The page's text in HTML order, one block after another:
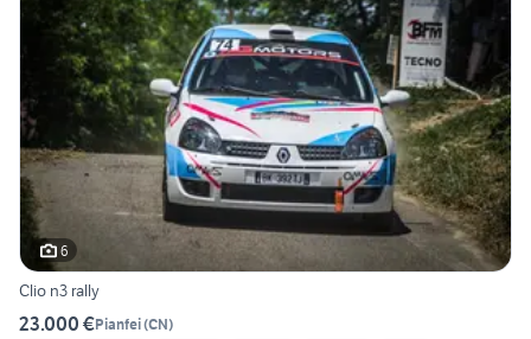
6
Clio n3 rally
23.000 €Pianfei(CN)